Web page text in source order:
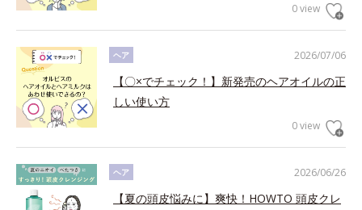
0 view
2026/07/06
ヘア
【〇×でチェック！】新発売のヘアオイルの正
しい使い方
0 view
2026/06/26
ヘア
【夏の頭皮悩みに】爽快！HOWTO 頭皮クレ